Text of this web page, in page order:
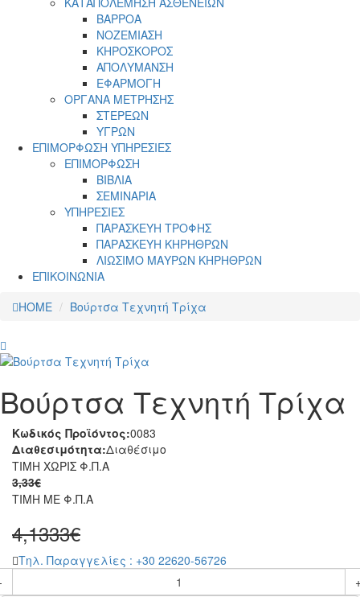
ΒΑΡΡΟΑ
ΝΟΖΕΜΙΑΣΗ
ΚΗΡΟΣΚΟΡΟΣ
ΑΠΟΛΥΜΑΝΣΗ
ΕΦΑΡΜΟΓΗ
ΟΡΓΑΝΑ ΜΕΤΡΗΣΗΣ
ΣΤΕΡΕΩΝ
ΥΓΡΩΝ
ΕΠΙΜΟΡΦΩΣΗ ΥΠΗΡΕΣΙΕΣ
ΕΠΙΜΟΡΦΩΣΗ
ΒΙΒΛΙΑ
ΣΕΜΙΝΑΡΙΑ
ΥΠΗΡΕΣΙΕΣ
ΠΑΡΑΣΚΕΥΗ ΤΡΟΦΗΣ
ΠΑΡΑΣΚΕΥΗ ΚΗΡΗΘΡΩΝ
ΛΙΩΣΙΜΟ ΜΑΥΡΩΝ ΚΗΡΗΘΡΩΝ
ΕΠΙΚΟΙΝΩΝΙΑ
HOME
Βούρτσα Τεχνητή Τρίχα
Βούρτσα Τεχνητή Τρίχα
Κωδικός Προϊόντος:0083
Διαθεσιμότητα:Διαθέσιμο
ΤΙΜΗ ΧΩΡΙΣ Φ.Π.Α
3,33€
ΤΙΜΗ ME Φ.Π.Α
4,1333€
Tηλ. Παραγγελίες : +30 22620-56726